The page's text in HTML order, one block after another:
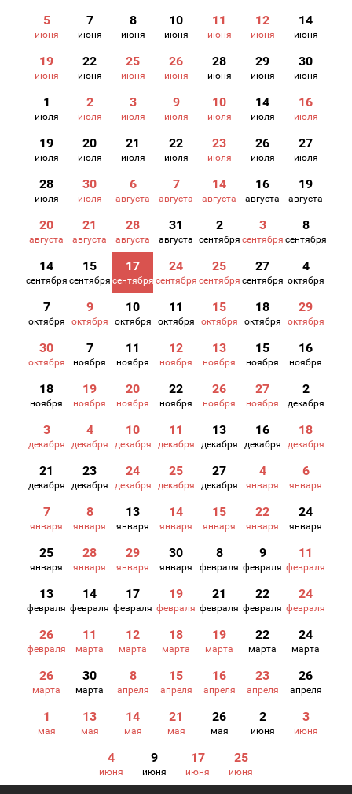
5
июня
7
июня
8
июня
10
июня
11
июня
12
июня
14
июня
19
июня
22
июня
25
июня
26
июня
28
июня
29
июня
30
июня
1
июля
2
июля
3
июля
9
июля
10
июля
14
июля
16
июля
19
июля
20
июля
21
июля
22
июля
23
июля
26
июля
27
июля
28
июля
30
июля
6
августа
7
августа
14
августа
16
августа
19
августа
20
августа
21
августа
28
августа
31
августа
2
сентября
3
сентября
8
сентября
14
сентября
15
сентября
17
сентября
24
сентября
25
сентября
27
сентября
4
октября
7
октября
9
октября
10
октября
11
октября
15
октября
18
октября
29
октября
30
октября
7
ноября
11
ноября
12
ноября
13
ноября
15
ноября
16
ноября
18
ноября
19
ноября
20
ноября
22
ноября
26
ноября
27
ноября
2
декабря
3
декабря
4
декабря
10
декабря
11
декабря
13
декабря
16
декабря
18
декабря
21
декабря
23
декабря
24
декабря
25
декабря
27
декабря
4
января
6
января
7
января
8
января
13
января
14
января
15
января
22
января
24
января
25
января
28
января
29
января
30
января
8
февраля
9
февраля
11
февраля
13
февраля
14
февраля
17
февраля
19
февраля
21
февраля
22
февраля
24
февраля
26
февраля
11
марта
12
марта
18
марта
19
марта
22
марта
24
марта
26
марта
30
марта
8
апреля
15
апреля
16
апреля
23
апреля
26
апреля
1
мая
13
мая
14
мая
21
мая
26
мая
2
июня
3
июня
4
июня
9
июня
17
июня
25
июня